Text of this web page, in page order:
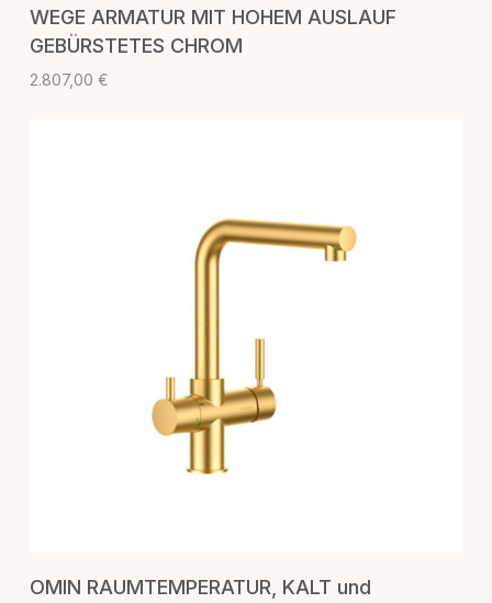
WEGE ARMATUR MIT HOHEM AUSLAUF
GEBÜRSTETES CHROM
2.807,00 €
OMIN RAUMTEMPERATUR, KALT und